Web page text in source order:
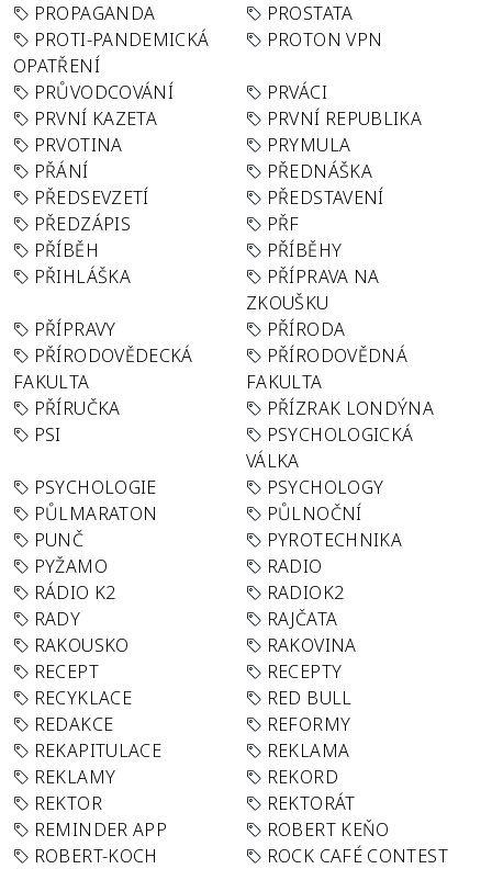
PROPAGANDA
PROSTATA
PROTI-PANDEMICKÁ
OPATŘENÍ
PROTON VPN
PRŮVODCOVÁNÍ
PRVÁCI
PRVNÍ KAZETA
PRVNÍ REPUBLIKA
PRVOTINA
PRYMULA
PŘÁNÍ
PŘEDNÁŠKA
PŘEDSEVZETÍ
PŘEDSTAVENÍ
PŘEDZÁPIS
PŘF
PŘÍBĚH
PŘÍBĚHY
PŘIHLÁŠKA
PŘÍPRAVA NA
ZKOUŠKU
PŘÍPRAVY
PŘÍRODA
PŘÍRODOVĚDECKÁ
FAKULTA
PŘÍRODOVĚDNÁ
FAKULTA
PŘÍRUČKA
PŘÍZRAK LONDÝNA
PSI
PSYCHOLOGICKÁ
VÁLKA
PSYCHOLOGIE
PSYCHOLOGY
PŮLMARATON
PŮLNOČNÍ
PUNČ
PYROTECHNIKA
PYŽAMO
RADIO
RÁDIO K2
RADIOK2
RADY
RAJČATA
RAKOUSKO
RAKOVINA
RECEPT
RECEPTY
RECYKLACE
RED BULL
REDAKCE
REFORMY
REKAPITULACE
REKLAMA
REKLAMY
REKORD
REKTOR
REKTORÁT
REMINDER APP
ROBERT KEŇO
ROBERT-KOCH
ROCK CAFÉ CONTEST